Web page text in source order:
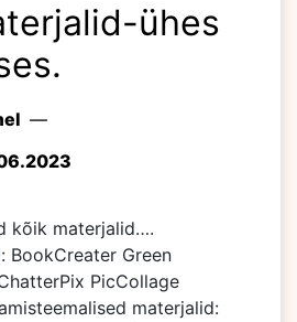
ühes
kõik materjalid….
BookCreater Green
PicCollage
materjalid: